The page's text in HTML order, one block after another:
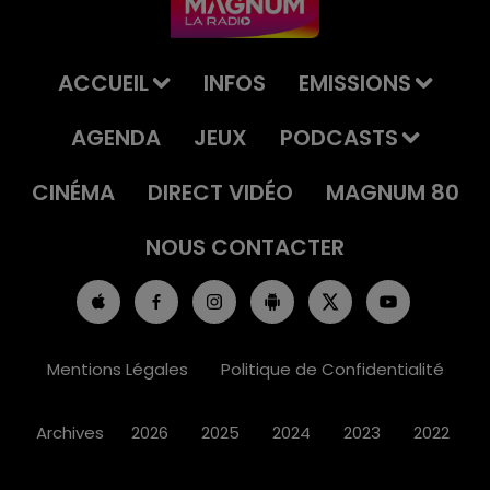
ACCUEIL INFOS
EMISSIONS
AGENDA
JEUX
PODCASTS
CINÉMA
DIRECT VIDÉO
MAGNUM 80
NOUS CONTACTER
Mentions Légales Politique de Confidentialité
Archives 2026 2025 2024 2023 2022